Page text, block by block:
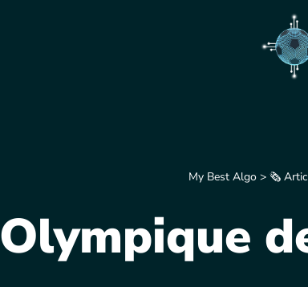
My Best Algo> 🗞️
Olympique